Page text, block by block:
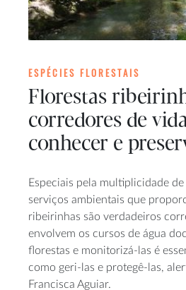
ESPÉCIES FLORESTAIS
Florestas
corredores de
conhecer e
Especiais pela multiplicidade
serviços ambientais que
ribeirinhas são verdadeiros
envolvem os cursos de água
florestas e monitorizá-las é
como geri-las e protegê-las,
Francisca Aguiar.